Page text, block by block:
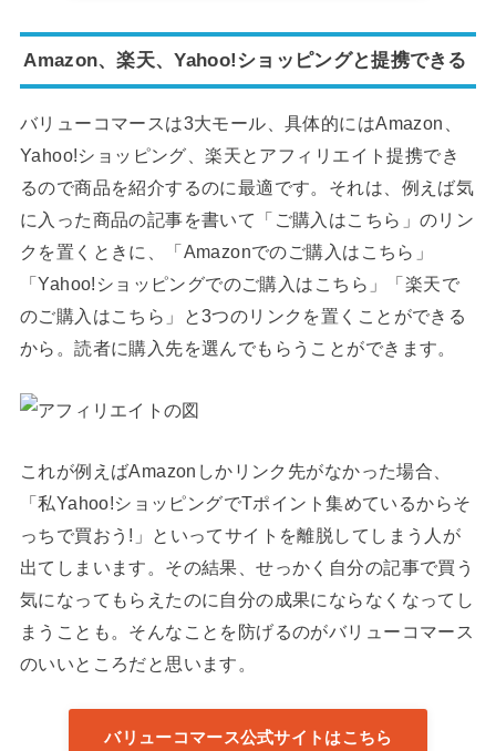
Amazon、楽天、Yahoo!ショッピングと提携できる
バリューコマースは3大モール、具体的にはAmazon、
Yahoo!ショッピング、楽天とアフィリエイト提携でき
るので商品を紹介するのに最適です。それは、例えば気
に入った商品の記事を書いて「ご購入はこちら」のリン
クを置くときに、「Amazonでのご購入はこちら」
「Yahoo!ショッピングでのご購入はこちら」「楽天で
のご購入はこちら」と3つのリンクを置くことができる
から。読者に購入先を選んでもらうことができます。
これが例えばAmazonしかリンク先がなかった場合、
「私Yahoo!ショッピングでTポイント集めているからそ
っちで買おう!」といってサイトを離脱してしまう人が
出てしまいます。その結果、せっかく自分の記事で買う
気になってもらえたのに自分の成果にならなくなってし
まうことも。そんなことを防げるのがバリューコマース
のいいところだと思います。
バリューコマース公式サイトはこちら